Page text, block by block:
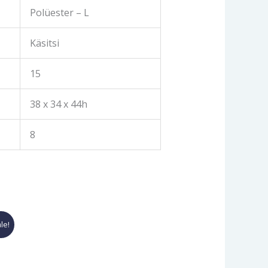
Polüester – L
Käsitsi
15
38 x 34 x 44h
8